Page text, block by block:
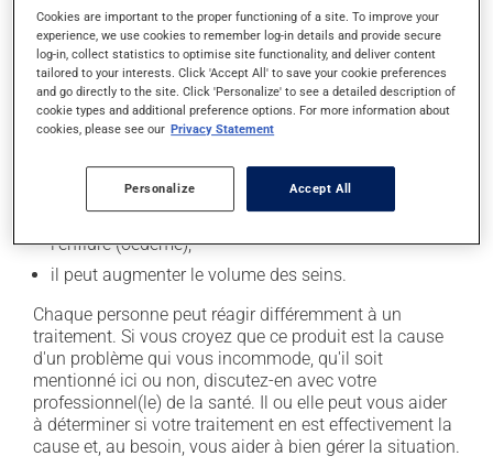
l'occasion entraîner certains effets indésirables (effets
secondaires), notamment :
il peut diminuer l'appétit;
il peut causer des ballonnements;
il peut causer des maux de tête;
il peut causer des nausées ou, rarement, des
vomissements;
l'enflure (oedème);
il peut augmenter le volume des seins.
Chaque personne peut réagir différemment à un
traitement. Si vous croyez que ce produit est la cause
d'un problème qui vous incommode, qu'il soit
mentionné ici ou non, discutez-en avec votre
professionnel(le) de la santé. Il ou elle peut vous aider
à déterminer si votre traitement en est effectivement la
cause et, au besoin, vous aider à bien gérer la situation.
Cookies are important to the proper functioning of a site. To improve your
experience, we use cookies to remember log-in details and provide secure
log-in, collect statistics to optimise site functionality, and deliver content
tailored to your interests. Click 'Accept All' to save your cookie preferences
and go directly to the site. Click 'Personalize' to see a detailed description of
cookie types and additional preference options. For more information about
cookies, please see our Privacy Statement
Personalize Accept All